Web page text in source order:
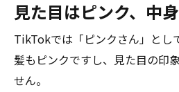
見た目はピンク、中
TikTokでは「ピンクさん」とし
髪もピンクですし、見た目の印
せん。